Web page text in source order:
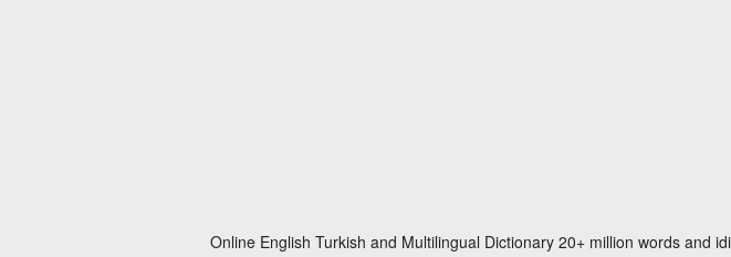
Online English Turkish and Multilingual Dictionary 20+ million words and